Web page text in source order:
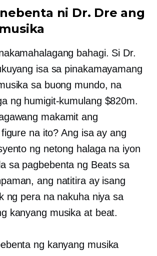
ni Dr. Dre ang
bahagi. Si Dr.
isa sa pinakamayamang
sa buong mundo, na
ng humigit-kumulang $820m.
makamit ang
na ito? Ang isa ay ang
ng netong halaga na iyon
sa pagbebenta ng Beats sa
ang natitira ay isang
ng pera na nakuha niya sa
kanyang musika at beat.
ng kanyang musika